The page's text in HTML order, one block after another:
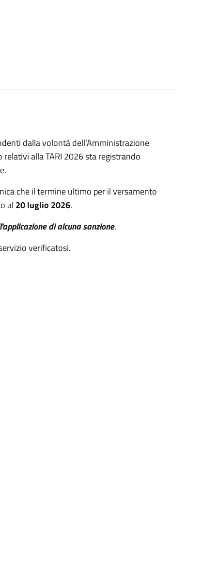
dalla volontà dell’Amministrazione
alla TARI 2026 sta registrando
che il termine ultimo per il versamento
al 20 luglio 2026.
di alcuna sanzione.
verificatosi.